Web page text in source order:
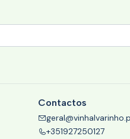
Contactos
+351927250127